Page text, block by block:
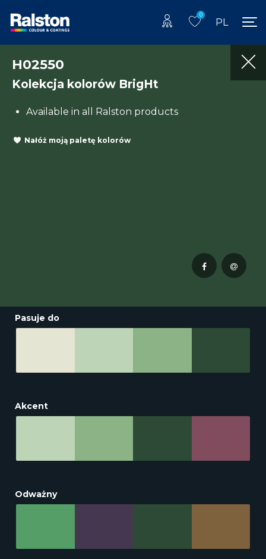
0
PL
H02550
Kolekcja kolorów BrigHt
Available in all Ralston products
Nałóż moją paletę kolorów
Pasuje do
Akcent
Odważny